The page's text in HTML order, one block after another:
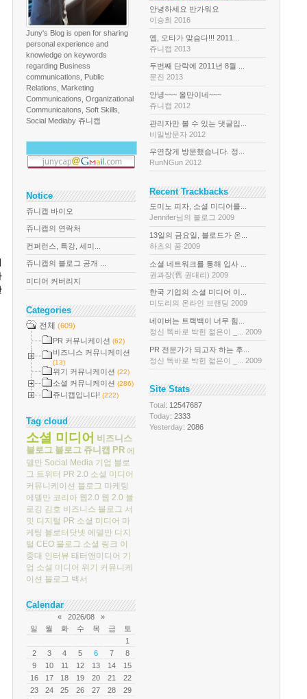
Juny's Blog is open for sharing
personal experience and
knowledge on keywords
regarding Business
communications, Public
Relations, Marketing
Communications, Organizational
Communicaitons, Soft Skills,
Social Mediaby 쥬니캡
Notice
쥬니캡 바이오
쥬니캡의 연락처
컨퍼런스, 특강, 세미...
쥬니캡의 블로그 공개 ...
미디어 커버리지
Categories
전체 (609)
PR 커뮤니케이션 (62)
비즈니스 커뮤니케이션
(13)
위기 커뮤니케이션 (22)
소셜 커뮤니케이션 (286)
쥬니캡입니다! (222)
Tag cloud
소셜 미디어 비즈니스
블로그 블로그 쥬니캡 PR 에
델만 Social Media 기업 블로
그 트위터 PR 2.0 소셜 미디어
커뮤니케이션 블로그 마케팅
에델만 코리아 웹2.0 웹 2.0 블
로깅 김호 비즈니스 블로그 서
밋 디지털 PR 소셜 미디어 마
케팅 블로터닷넷 에델만 디지
털 CEO 블로그 소셜 링크 이
중대 인터뷰 태터앤미디어 기
업 소셜 미디어 위기 커뮤니케
이션 블로그 백서
Calendar
« 2026/08
»
일
월 화 수 목 금
토
1
2
3 4 5 6 7
8
9
10 11 12 13 14
15
16
17 18 19 20 21
22
23
24 25 26 27 28
29
안녕하세요 반가워요
이승희 2016
옙, 오타가 맞슴다!!! 2011...
쥬니캡 2013
두번째 단락에 2011년 8월 ...
문진 2013
안녕~~~ 올만이네~~~
쥬니캡 2012
관리자만 볼 수 있는 댓글입...
비밀방문자 2012
우연찮게 방문했습니다. 정...
RunNGun 2012
Recent Trackbacks
도미노 피자, 소셜 미디어를...
Jennifer님의 블로그 2009
13일의 금요일, 블로드가 온...
하츠의 꿈 2009
소셜 네트워크를 통해 입사 ...
권과장(舊 권대리) 2009
한국 기업의 소셜 미디어 이...
미도리의 온라인 브랜딩 2009
네이버는 트랙백이 너무 힘...
정신 똑바로 박힌 젊은이 _... 2009
PR 전문가가 되고자 하는 후...
정신 똑바로 박힌 젊은이 _... 2009
Site Stats
Total: 12547687
Today: 2333
Yesterday: 2086